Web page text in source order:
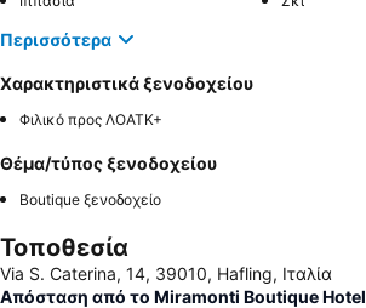
Περισσότερα
Χαρακτηριστικά ξενοδοχείου
Φιλικό προς ΛΟΑΤΚ+
Θέμα/τύπος ξενοδοχείου
Boutique ξενοδοχείο
Τοποθεσία
Via S. Caterina, 14, 39010, Hafling, Ιταλία
Απόσταση από το Miramonti Boutique Hotel